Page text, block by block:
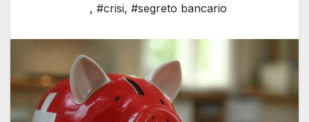
, #crisi, #segreto bancario